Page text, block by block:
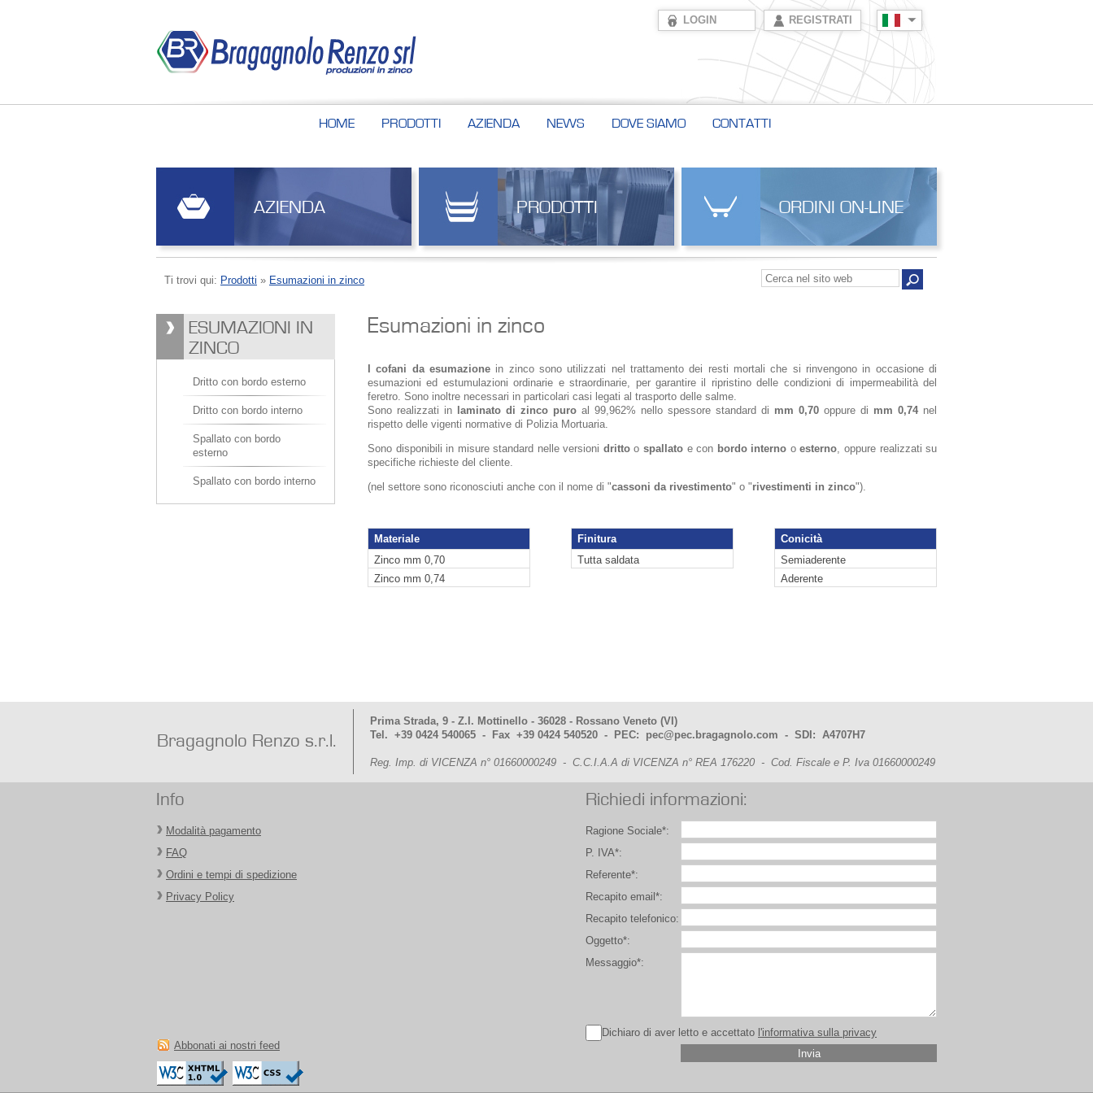
LOGIN REGISTRATI
HOME PRODOTTI AZIENDA NEWS DOVE SIAMO CONTATTI
AZIENDA PRODOTTI ORDINI ON-LINE
Ti trovi qui: Prodotti » Esumazioni in zinco
ESUMAZIONI IN
ZINCO
Dritto con bordo esterno
Dritto con bordo interno
Spallato con bordo
esterno
Spallato con bordo interno
Esumazioni in zinco
I cofani da esumazione in zinco sono utilizzati nel trattamento dei resti mortali che si rinvengono in occasione di
esumazioni ed estumulazioni ordinarie e straordinarie, per garantire il ripristino delle condizioni di impermeabilità del
feretro. Sono inoltre necessari in particolari casi legati al trasporto delle salme.
Sono realizzati in
laminato di zinco puro al 99,962% nello spessore standard di mm 0,70 oppure di mm 0,74 nel
rispetto delle vigenti normative di Polizia Mortuaria.
Sono disponibili in misure standard nelle versioni drittoospallato e con bordo interno oesterno , oppure realizzati su
specifiche richieste del cliente.
(nel settore sono riconosciuti anche con il nome di "cassoni da rivestimento" o "rivestimenti in zinco").
Materiale
Zinco mm 0,70
Zinco mm 0,74
Conicità
Semiaderente
Aderente
Finitura
Tutta saldata
Bragagnolo Renzo s.r.l.
Prima Strada, 9 - Z.I. Mottinello - 36028 - Rossano Veneto (VI)
Tel. +39 0424 540065 - Fax +39 0424 540520 - PEC: pec@pec.bragagnolo.com - SDI: A4707H7
Reg. Imp. di VICENZA n° 01660000249 - C.C.I.A.A di VICENZA n° REA 176220 - Cod. Fiscale e P. Iva 01660000249
Info
Modalità pagamento
FAQ
Ordini e tempi di spedizione
Privacy Policy
Richiedi informazioni:
Ragione Sociale*:
P. IVA*:
Referente*:
Recapito email*:
Recapito telefonico:
Oggetto*:
Messaggio*:
Dichiaro di aver letto e accettato l'informativa sulla privacy
Abbonati ai nostri feed